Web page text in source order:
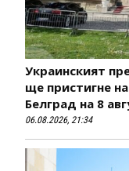
Украинският
ще пристигне
Белград на 8
06.08.2026, 21:34